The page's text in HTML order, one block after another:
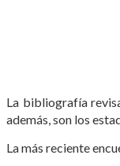
La bibliografía
además, son los
La más reciente